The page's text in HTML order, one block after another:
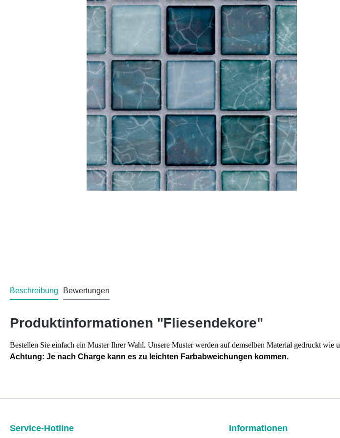
Beschreibung Bewertungen
Produktinformationen "Fliesendekore"
Bestellen Sie einfach ein Muster Ihrer Wahl. Unsere Muster werden auf demselben Material gedruckt wie
Achtung: Je nach Charge kann es zu leichten Farbabweichungen kommen.
Service-Hotline Informationen